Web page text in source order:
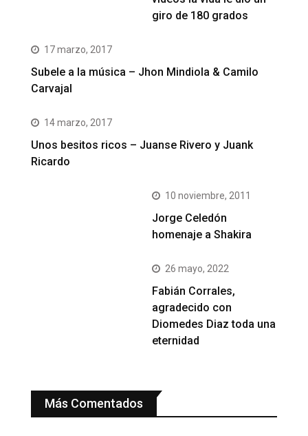
giro de 180 grados
17 marzo, 2017
Subele a la música – Jhon Mindiola & Camilo
Carvajal
14 marzo, 2017
Unos besitos ricos – Juanse Rivero y Juank
Ricardo
10 noviembre, 2011
Jorge Celedón
homenaje a Shakira
26 mayo, 2022
Fabián Corrales,
agradecido con
Diomedes Diaz toda una
eternidad
Más Comentados